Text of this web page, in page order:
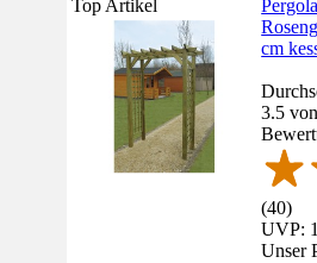
Top Artikel
cm
3.5
(40)
UVP:
Unser